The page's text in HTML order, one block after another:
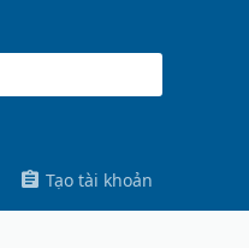
Tạo tài khoản